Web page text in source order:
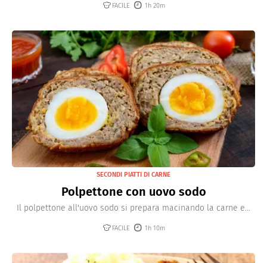
FACILE 1h 20m
SECONDI PIATTI DI CARNE
Polpettone con uovo sodo
Il polpettone all'uovo sodo si prepara macinando la carne e...
FACILE 1h 10m